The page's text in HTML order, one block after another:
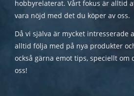
hobbyrelaterat. Vårt fokus är alltid
vara nöjd med det du köper av oss.
Då vi själva är mycket intresserade
alltid följa med på nya produkter
också gärna emot tips, speciellt om
oss!